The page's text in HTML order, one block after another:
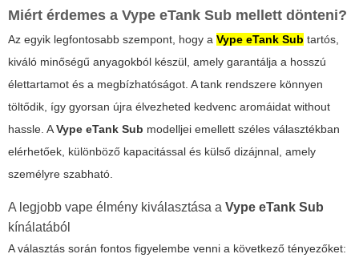
Miért érdemes a Vype eTank Sub mellett dönteni?
Az egyik legfontosabb szempont, hogy a Vype eTank Sub tartós,
kiváló minőségű anyagokból készül, amely garantálja a hosszú
élettartamot és a megbízhatóságot. Atank rendszere könnyen
töltődik, így gyorsan újra élvezheted kedvenc aromáidat without
hassle. AVype eTank Sub modelljei emellett széles választékban
elérhetőek, különböző kapacitással és külső dizájnnal, amely
személyre szabható.
A legjobb vape élmény kiválasztása a Vype eTank Sub
kínálatából
A választás során fontos figyelembe venni a következő tényezőket: